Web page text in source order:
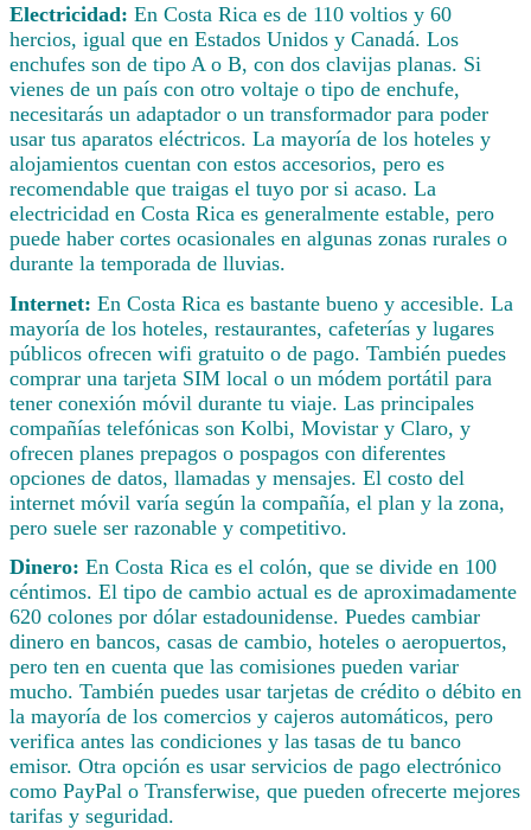
Electricidad: En Costa Rica es de 110 voltios y 60
hercios, igual que en Estados Unidos y Canadá. Los
enchufes son de tipo A o B, con dos clavijas planas. Si
vienes de un país con otro voltaje o tipo de enchufe,
necesitarás un adaptador o un transformador para poder
usar tus aparatos eléctricos. La mayoría de los hoteles y
alojamientos cuentan con estos accesorios, pero es
recomendable que traigas el tuyo por si acaso. La
electricidad en Costa Rica es generalmente estable, pero
puede haber cortes ocasionales en algunas zonas rurales o
durante la temporada de lluvias.
Internet: En Costa Rica es bastante bueno y accesible. La
mayoría de los hoteles, restaurantes, cafeterías y lugares
públicos ofrecen wifi gratuito o de pago. También puedes
comprar una tarjeta SIM local o un módem portátil para
tener conexión móvil durante tu viaje. Las principales
compañías telefónicas son Kolbi, Movistar y Claro, y
ofrecen planes prepagos o pospagos con diferentes
opciones de datos, llamadas y mensajes. El costo del
internet móvil varía según la compañía, el plan y la zona,
pero suele ser razonable y competitivo.
Dinero: En Costa Rica es el colón, que se divide en 100
céntimos. El tipo de cambio actual es de aproximadamente
620 colones por dólar estadounidense. Puedes cambiar
dinero en bancos, casas de cambio, hoteles o aeropuertos,
pero ten en cuenta que las comisiones pueden variar
mucho. También puedes usar tarjetas de crédito o débito en
la mayoría de los comercios y cajeros automáticos, pero
verifica antes las condiciones y las tasas de tu banco
emisor. Otra opción es usar servicios de pago electrónico
como PayPal o Transferwise, que pueden ofrecerte mejores
tarifas y seguridad.